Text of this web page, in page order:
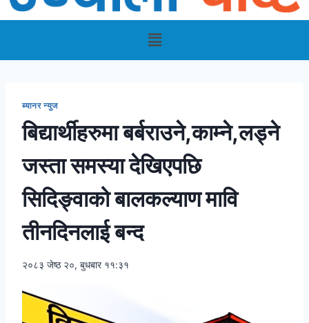
ब्यानर न्युज
बिद्यार्थीहरुमा बर्बराउने,काम्ने,लड्ने
जस्ता समस्या देखिएपछि
सिदिङ्वाको बालकल्याण मावि
तीनदिनलाई बन्द
२०८३ जेष्ठ २०, बुधबार ११:३१